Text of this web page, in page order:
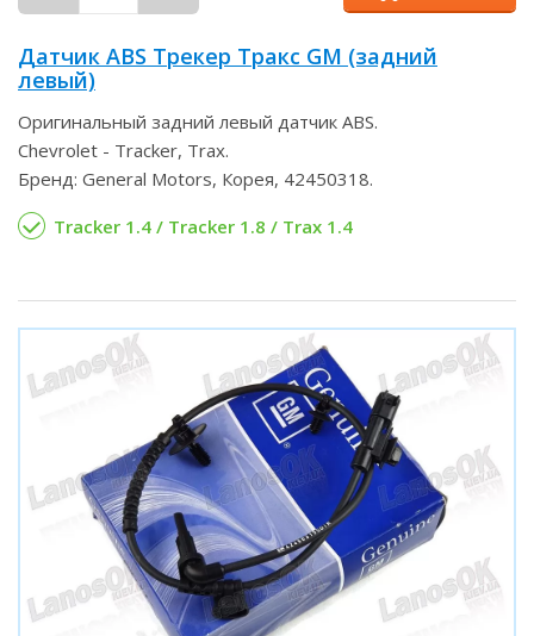
Датчик ABS Трекер Тракс GM (задний
левый)
Оригинальный задний левый датчик ABS.
Chevrolet - Tracker, Trax.
Бренд: General Motors, Корея, 42450318.
Tracker 1.4 / Tracker 1.8 / Trax 1.4